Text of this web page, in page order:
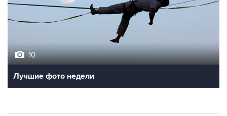
10
Лучшие фото недели